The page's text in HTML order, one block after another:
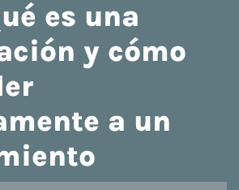
es una
y cómo
a un